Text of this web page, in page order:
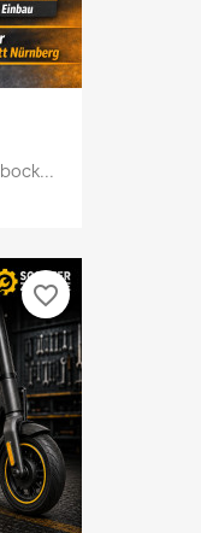
favorite_border